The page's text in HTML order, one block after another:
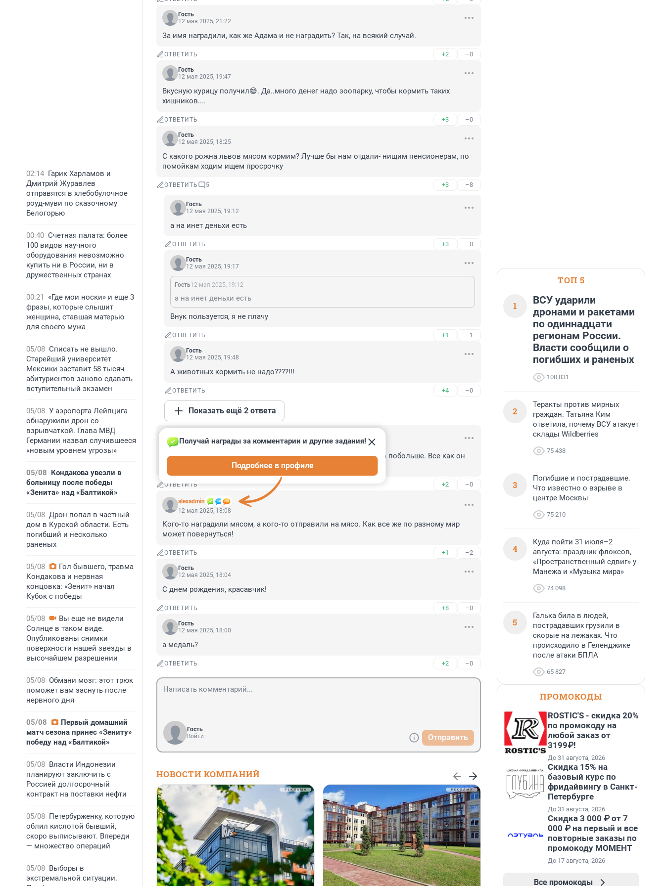
02:14 Гарик Харламов и
Дмитрий Журавлев
отправятся в хлебобулочное
роуд-муви по сказочному
Белогорью
00:40 Счетная палата: более
100 видов научного
оборудования невозможно
купить ни в России, ни в
дружественных странах
00:21
«Где мои носки» и еще 3
фразы, которые слышит
женщина, ставшая матерью
для своего мужа
05/08 Списать не вышло.
Старейший университет
Мексики заставит 58 тысяч
абитуриентов заново сдавать
вступительный экзамен
05/08 У аэропорта Лейпцига
обнаружили дрон со
взрывчаткой. Глава МВД
Германии назвал случившееся
«новым уровнем угрозы»
05/08 Кондакова увезли в
больницу после победы
«Зенита» над «Балтикой»
05/08 Дрон попал в частный
дом в Курской области. Есть
погибший и несколько
раненых
05/08
Гол бывшего, травма
Кондакова и нервная
концовка: «Зенит» начал
Кубок с победы
05/08
Вы еще не видели
Солнце в таком виде.
Опубликованы снимки
поверхности нашей звезды в
высочайшем разрешении
05/08 Обмани мозг: этот трюк
поможет вам заснуть после
нервного дня
05/08
Первый домашний
матч сезона принес «Зениту»
победу над «Балтикой»
05/08 Власти Индонезии
планируют заключить с
Россией долгосрочный
контракт на поставки нефти
05/08 Петербурженку, которую
облил кислотой бывший,
скоро выписывают. Впереди
— множество операций
05/08 Выборы в
экстремальной ситуации.
Гость
12 мая 2025, 21:22
За имя наградили, как же Адама и не наградить? Так, на всякий случай.
ОТВЕТИТЬ +2 –0
Гость
12 мая 2025, 19:47
Вкусную курицу получил😅. Да..много денег надо зоопарку, чтобы кормить таких
хищников....
ОТВЕТИТЬ +3 –0
Гость
12 мая 2025, 18:25
С какого рожна львов мясом кормим? Лучше бы нам отдали- нищим пенсионерам, по
помойкам ходим ищем просрочку
ОТВЕТИТЬ 5 +3 –8
Гость
12 мая 2025, 19:12
а на инет деньхи есть
ОТВЕТИТЬ +3 –0
Гость
12 мая 2025, 19:17
Гость12 мая 2025, 19:12
а на инет деньхи есть
Внук пользуется, я не плачу
ОТВЕТИТЬ +1 –1
Гость
12 мая 2025, 19:48
А животных кормить не надо????!!!
ОТВЕТИТЬ +4 –0
Показать ещё 2 ответа
12 мая 2025, 18:13
Аламчику ещё всяких блестящих медалек и орденков героя, да побольше. Все как он
ОТВЕТИТЬ +2 –0
alexadmin
Получай награды за комментарии и другие задания!
Подробнее в профиле
12 мая 2025, 18:08
Кого-то наградили мясом, а кого-то отправили на мясо. Как все же по разному мир
может повернуться!
ОТВЕТИТЬ +1 –2
Гость
12 мая 2025, 18:04
С днем рождения, красавчик!
ОТВЕТИТЬ +8 –0
Гость
12 мая 2025, 18:00
а медаль?
ОТВЕТИТЬ +2 –0
Гость
Войти
Отправить
НОВОСТИ КОМПАНИЙ
ТОП 5
1
ВСУ ударили
дронами и ракетами
по одиннадцати
регионам России.
Власти сообщили о
погибших и раненых
100 031
2
Теракты против мирных
граждан. Татьяна Ким
ответила, почему ВСУ атакует
склады Wildberries
75 438
3
Погибшие и пострадавшие.
Что известно о взрыве в
центре Москвы
75 210
4
Куда пойти 31 июля–2
августа: праздник флоксов,
«Пространственный сдвиг» у
Манежа и «Музыка мира»
74 098
5
Галька била в людей,
пострадавших грузили в
скорые на лежаках. Что
происходило в Геленджике
после атаки БПЛА
65 827
ПРОМОКОДЫ
ROSTIC'S - скидка 20%
по промокоду на
любой заказ от
3199₽!
До 31 августа, 2026
Скидка 15% на
базовый курс по
фридайвингу в Санкт-
Петербурге
До 31 августа, 2026
Скидка 3 000 ₽ от 7
000 ₽ на первый и все
повторные заказы по
промокоду МОМЕНТ
До 17 августа, 2026
Все промокоды